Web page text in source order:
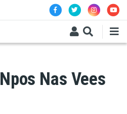
Nas Vees